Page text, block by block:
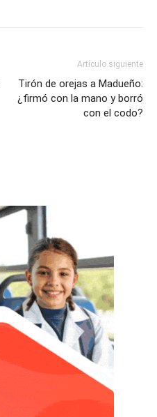
Artículo siguiente
Tirón de orejas a Madueño:
¿firmó con la mano y borró
con el codo?